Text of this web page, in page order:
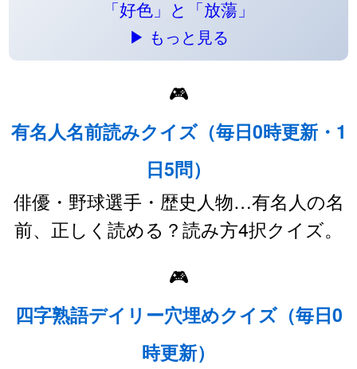
「好色」と「放蕩」
▶ もっと見る
🎮
有名人名前読みクイズ（毎日0時更新・1
日5問）
俳優・野球選手・歴史人物…有名人の名
前、正しく読める？読み方4択クイズ。
🎮
四字熟語デイリー穴埋めクイズ（毎日0
時更新）